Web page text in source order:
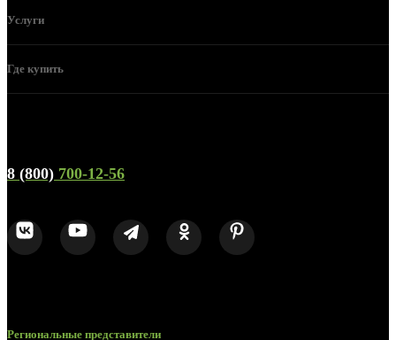
Услуги
Где купить
8 (800) 700-12-56
Региональные представители